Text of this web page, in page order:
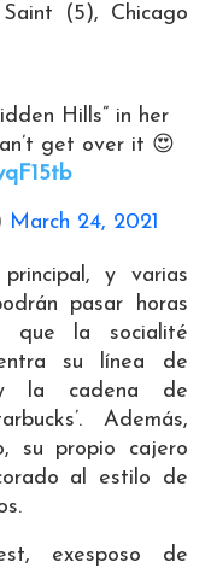
(5), Chicago
Hills” in her
get over it 😍
March 24, 2021
y varias
pasar horas
que la socialité
su línea de
y la cadena de
Además,
su propio cajero
al estilo de
exesposo de